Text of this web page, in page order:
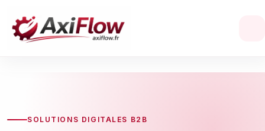
SOLUTIONS DIGITALES B2B